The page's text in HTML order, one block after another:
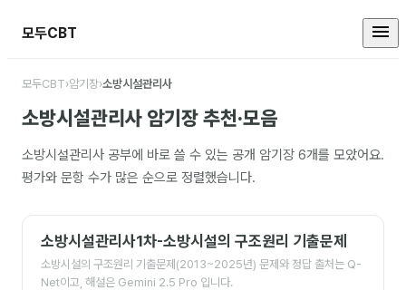
모두CBT
소방시설관리사 암기장 모음
모두CBT›암기장›소방시설관리사
소방시설관리사 암기장 추천·모음
소방시설관리사 공부에 바로 쓸 수 있는 공개 암기장 6개를 모았어요.
평가와 문항 수가 많은 순으로 정렬했습니다.
소방시설관리사1차-소방시설의 구조원리 기출문제
소방시설의 구조원리 기출문제(2013~2025년) 문제와 정답 출처는 Q-
Net이고, 해설은 Gemini 2.5 Pro 입니다.